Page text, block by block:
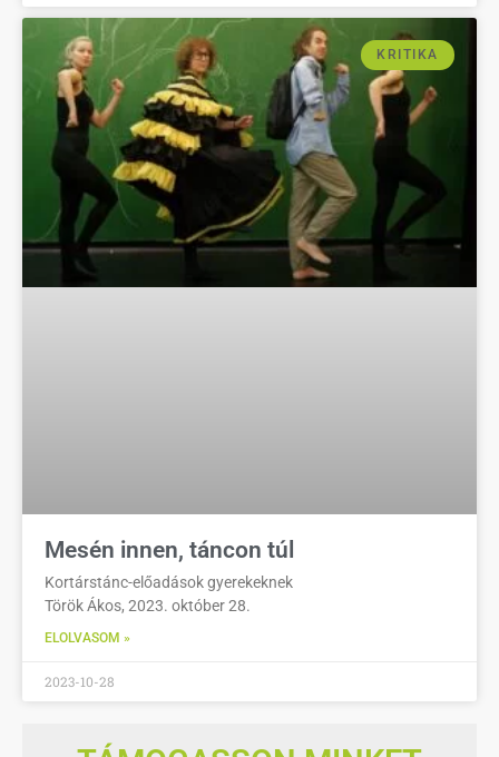
KRITIKA
Mesén innen, táncon túl
Kortárstánc-előadások gyerekeknek
Török Ákos, 2023. október 28.
ELOLVASOM »
2023-10-28